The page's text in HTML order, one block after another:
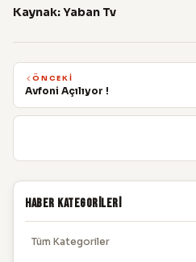
Kaynak: Yaban Tv
ÖNCEKI
Avfoni Açılıyor !
Haber Kategorileri
Tüm Kategoriler